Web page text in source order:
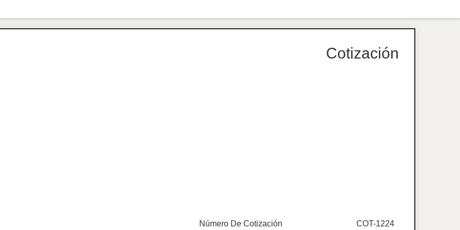
Cotización
Número De Cotización COT-1224